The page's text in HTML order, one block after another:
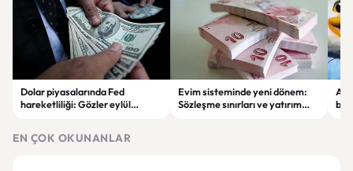
Dolar piyasalarında Fed
hareketliliği: Gözler eylül
Evim sisteminde yeni dönem:
Sözleşme sınırları ve yatırım
EN ÇOK OKUNANLAR